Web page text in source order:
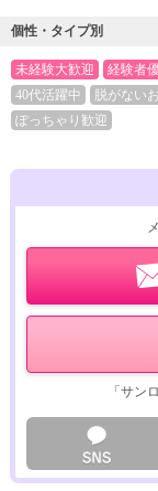
個性・タイプ別
未経験大歓迎 経験者
40代活躍中
脱がない
ぽっちゃり歓迎
「サン